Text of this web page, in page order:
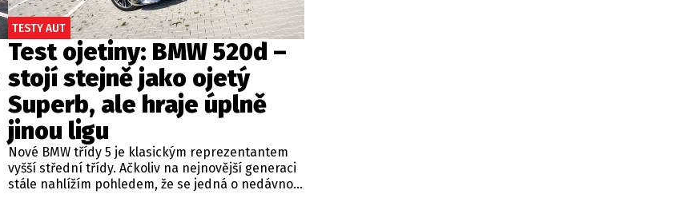
TESTY AUT
Test ojetiny: BMW 520d –
stojí stejně jako ojetý
Superb, ale hraje úplně
jinou ligu
Nové BMW třídy 5 je klasickým reprezentantem
vyšší střední třídy. Ačkoliv na nejnovější generaci
stále nahlížím pohledem, že se jedná o nedávno